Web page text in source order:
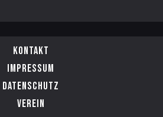
Kontakt
Impressum
Datenschutz
Verein